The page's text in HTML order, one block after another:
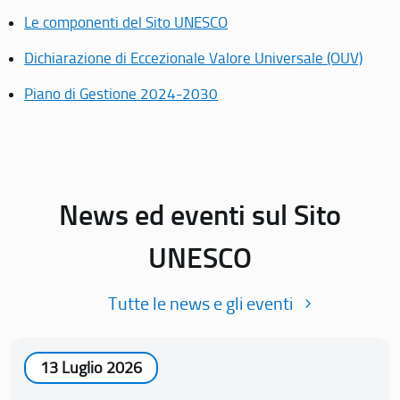
Le componenti del Sito UNESCO
Dichiarazione di Eccezionale Valore Universale (OUV)
Piano di Gestione 2024-2030
News ed eventi sul Sito
UNESCO
Tutte le news e gli eventi
13 Luglio 2026